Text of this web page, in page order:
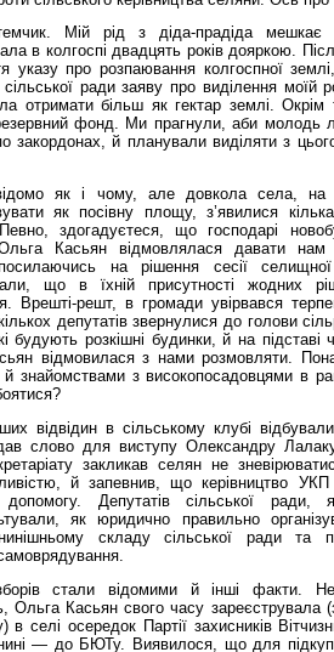
Мій рід з діда-прадіда
в колгоспі двадцять років дояркою.
указу про розпаювання колгоспної
ради заяву про виділення моїй
отримати більш як гектар землі.
фонд. Ми прагнули, аби молодь
закордонах, й планували виділяти з
як і чому, але довкола села,
як посівну площу, з’явилися
здогадуєтеся, що господарі
Касьян відмовлялася давати нам
на рішення сесії
що в їхній присутності жодних
Врешті-решт, в громади увірвався
депутатів звернулися до голови
будують розкішні будинки, й на
відмовилася з нами розмовляти.
й знайомствами з високопосадовцями в
відвідин в сільському клубі
слово для виступу Олександру
закликав селян не
й запевнив, що керівництво УКП
Депутатів сільської
як юридично правильно
складу сільської ради та
стали відомими й інші факти.
Ольга Касьян свого часу зареєструвала
в селі осередок Партії захисників
— до БЮТу. Виявилося, що для підкупу